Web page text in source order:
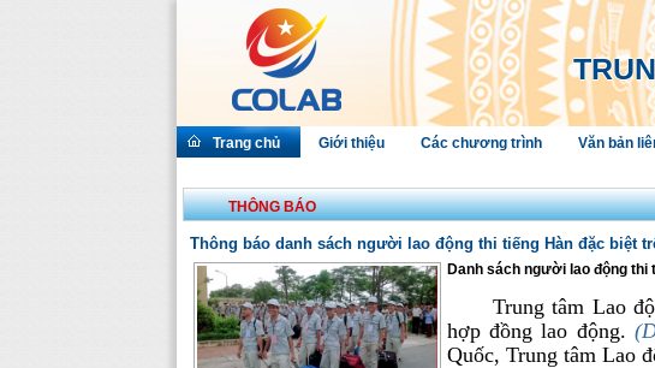
Trang chủ Giới thiệu Các chương trình Văn bản
THÔNG BÁO
Thông báo danh sách người lao động thi tiếng Hàn đặc biệt
Danh sách người lao động
Trung tâm Lao
hợp đồng lao động.
Quốc, Trung tâm Lao